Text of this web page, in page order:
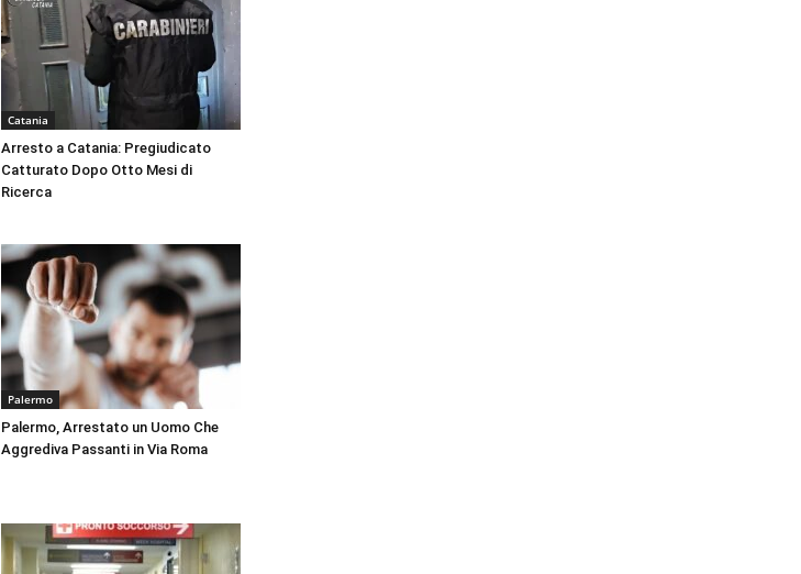
Catania
Arresto a Catania: Pregiudicato
Catturato Dopo Otto Mesi di
Ricerca
Palermo
Palermo, Arrestato un Uomo Che
Aggrediva Passanti in Via Roma